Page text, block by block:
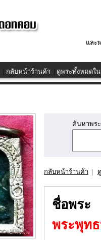
และ
| กลับหน้าร้านค้า | ดูพระทั้งหมดใ
ค้นหาพร
กลับหน้าร้านค้า |
ชื่อพระ
พระพุท